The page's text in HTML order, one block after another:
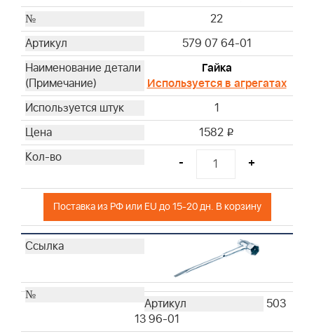
22
579 07 64-01
Гайка
Используется в агрегатах
1
1582 i
- +
Поставка из РФ или EU до 15-20 дн. В корзину
503
13 96-01